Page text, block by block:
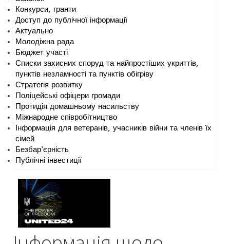
Конкурси, гранти
Доступ до публічної інформації
Актуально
Молодіжна рада
Бюджет участі
Списки захисних споруд та найпростіших укриттів,
пунктів незламності та пунктів обігріву
Стратегія розвитку
Поліцейські офіцери громади
Протидія домашньому насильству
Міжнародне співробітництво
Інформація для ветеранів, учасників війни та членів їх
сімей
Безбар’єрність
Публічні інвестиції